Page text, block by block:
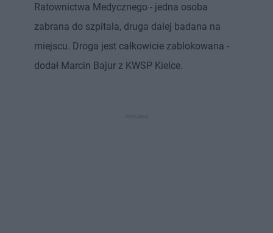
Ratownictwa Medycznego - jedna osoba
zabrana do szpitala, druga dalej badana na
miejscu. Droga jest całkowicie zablokowana -
dodał Marcin Bajur z KWSP Kielce.